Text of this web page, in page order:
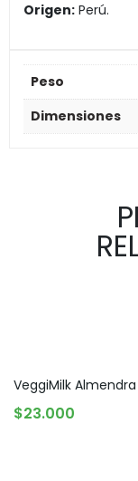
Origen: Perú.
Peso
Dimensiones
VeggiMilk
$23.000